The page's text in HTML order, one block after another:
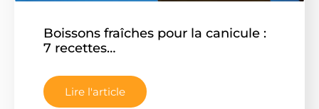
Boissons fraîches pour la canicule :
7 recettes…
Lire l'article